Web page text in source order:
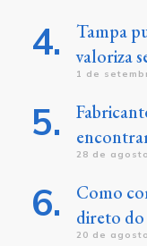
Tampa
valoriza
1 de
28 de
Como
direto
20 de